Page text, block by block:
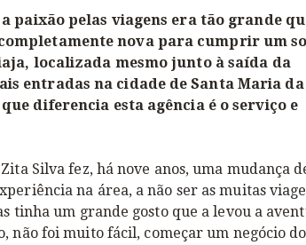
paixão pelas viagens era tão grande
nova para cumprir um
localizada mesmo junto à saída da
entradas na cidade de Santa Maria da
diferencia esta agência é o serviço e
Silva fez, há nove anos, uma mudança
na área, a não ser as muitas
tinha um grande gosto que a levou a
não foi muito fácil, começar um negócio